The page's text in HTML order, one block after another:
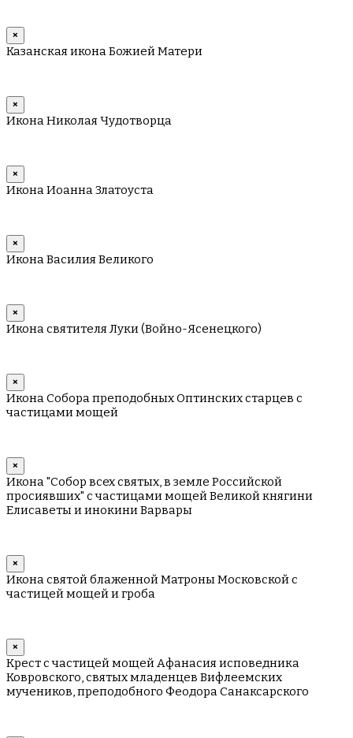
×
Казанская икона Божией Матери
×
Икона Николая Чудотворца
×
Икона Иоанна Златоуста
×
Икона Василия Великого
×
Икона святителя Луки (Войно-Ясенецкого)
×
Икона Собора преподобных Оптинских старцев с
частицами мощей
×
Икона "Собор всех святых, в земле Российской
просиявших" с частицами мощей Великой княгини
Елисаветы и инокини Варвары
×
Икона святой блаженной Матроны Московской с
частицей мощей и гроба
×
Крест с частицей мощей Афанасия исповедника
Ковровского, святых младенцев Вифлеемских
мучеников, преподобного Феодора Санаксарского